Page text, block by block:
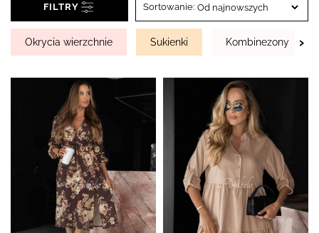
FILTRY Sortowanie:
Okrycia wierzchnie Sukienki Kombinezony ›